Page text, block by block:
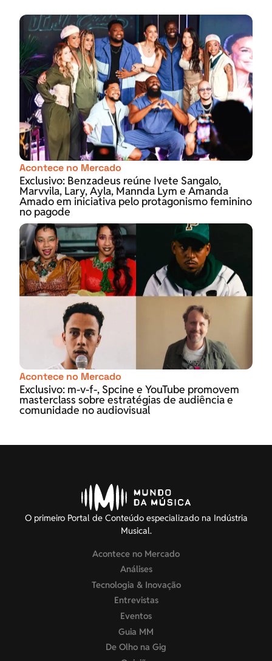
Acontece no Mercado
Exclusivo: Benzadeus reúne Ivete Sangalo,
Marvvila, Lary, Ayla, Mannda Lym e Amanda
Amado em iniciativa pelo protagonismo feminino
no pagode
Acontece no Mercado
Exclusivo: m-v-f-, Spcine e YouTube promovem
masterclass sobre estratégias de audiência e
comunidade no audiovisual
O primeiro Portal de Conteúdo especializado na Indústria
Musical.
Acontece no Mercado
Análises
Tecnologia & Inovação
Entrevistas
Eventos
Guia MM
De Olho na Gig